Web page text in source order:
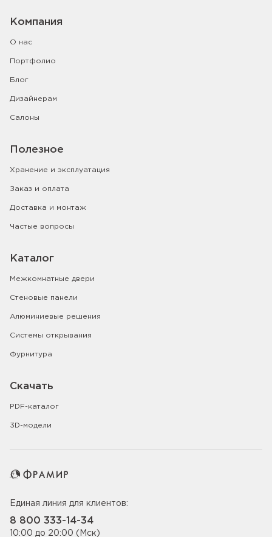
Компания
О нас
Портфолио
Блог
Дизайнерам
Салоны
Полезное
Хранение и эксплуатация
Заказ и оплата
Доставка и монтаж
Частые вопросы
Каталог
Межкомнатные двери
Стеновые панели
Алюминиевые решения
Системы открывания
Фурнитура
Скачать
PDF-каталог
3D-модели
Единая линия для клиентов:
8 800 333-14-34
10:00 до 20:00 (Мск)